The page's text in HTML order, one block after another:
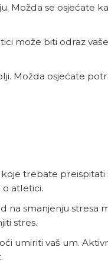
Možda se osjećate
može biti odraz vaše
Možda osjećate
koje trebate preispitati
atletici.
na smanjenju stresa
stres.
umiriti vaš um.